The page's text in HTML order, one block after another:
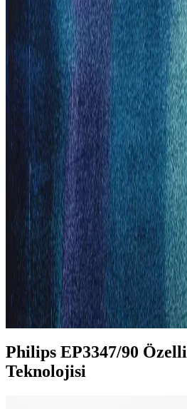
Sinbo traş makineleri, uygun fiyatlı,
ve hijyenik kullanım sunar. Uzun pil
erkek bakımında tercih edilen güvenilir
Philips Saç Traş Makineleri:
Bakımında Güç ve Konforun
Philips saç traş makineleri, güçlü
teknolojileri ve ergonomik tasarımlarıyla
kolaylaştırıyor, hijyen ve pratiklik
MediaMarkt'ta Philips Tıraş
Modeller ve Alım İpuçları
MediaMarkt'ta bulunan Philips tıraş
üstün performansıyla günlük ve özel
Farklı modeller ve uygun fiyat
Philips EP3347/90 Çok
Özellikleri ve Kullanım
Philips EP3347/90, çok fonksiyonlu,
dayanıklı tasarımıyla pratik ve
Philips EP3347/90
Teknolojisi